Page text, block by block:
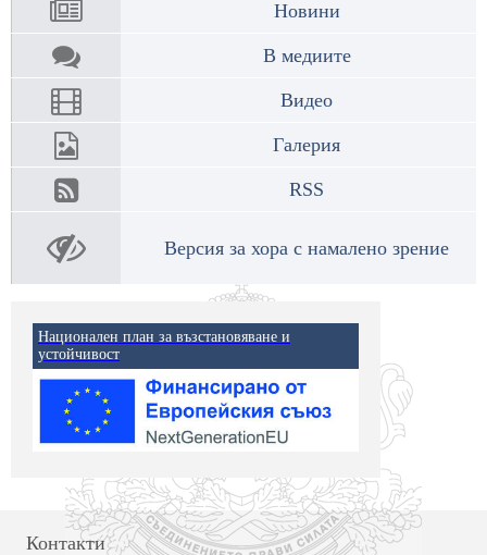
Новини
В медиите
Видео
Галерия
RSS
Версия за хора с намалено зрение
Национален план за възстановяване и
устойчивост
Контакти